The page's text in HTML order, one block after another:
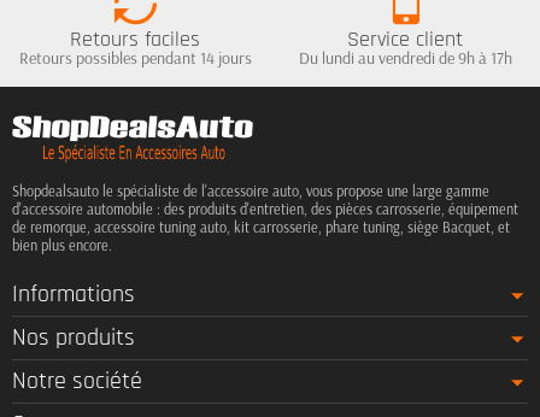
Retours faciles
Retours possibles pendant 14 jours
Service client
Du lundi au vendredi de 9h à 17h
Shopdealsauto le spécialiste de l'accessoire auto, vous propose une large gamme
d'accessoire automobile : des produits d'entretien, des pièces carrosserie, équipement
de remorque, accessoire tuning auto, kit carrosserie, phare tuning, siège Bacquet, et
bien plus encore.
Informations
Nos produits
Notre société